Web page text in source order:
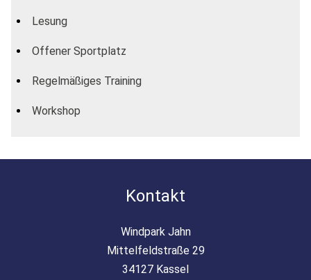
Lesung
Offener Sportplatz
Regelmäßiges Training
Workshop
Kontakt
Windpark Jahn
Mittelfeldstraße 29
34127 Kassel